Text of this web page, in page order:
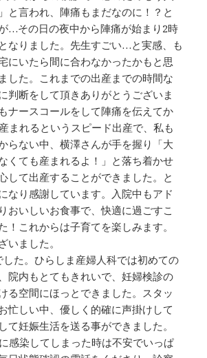
と言われ、陣痛もまだなのに！？と
…その日の夜中から陣痛が始まり2時
なりました。先生すごい…と実感、も
にいたら間に合わなかったかもと思
した。これまでの出産までの時間な
判断をして頂きありがとうございま
ナースコールをして陣痛を伝えてか
まれるというスピード出産で、私も
らない中、横澤さんが手を握り「大
くても産まれるよ！」と落ち着かせ
して出産することができました。と
なり感謝しています。入院中もアド
おいしいお食事で、快適に過ごすこ
！これからは子育てを楽しみます。
いました。
した。ひらしま産婦人科では初めての
院内もとてもきれいで、妊婦検診の
る空間にほっとできました。スタッ
忙しい中、優しく的確に声掛けして
て妊娠生活を送る事ができました。
感染してしまった時は不安でいっぱ